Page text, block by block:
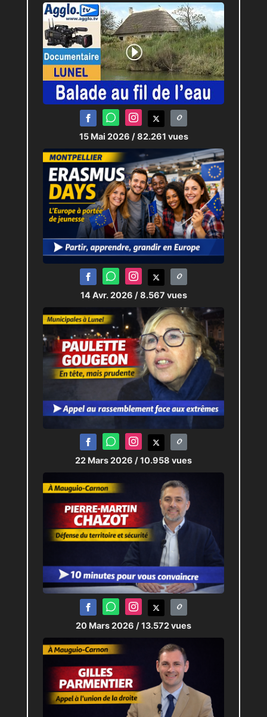
15 Mai 2026 / 82.261 vues
14 Avr. 2026 / 8.567 vues
22 Mars 2026 / 10.958 vues
20 Mars 2026 / 13.572 vues